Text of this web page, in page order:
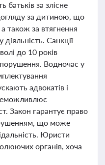
батьків за злісне
за дитиною, що
також за втягнення
Санкції
до 10 років
Водночас у
адвокатів і
Закон гарантує право
що може
Юристи
органів, хоча